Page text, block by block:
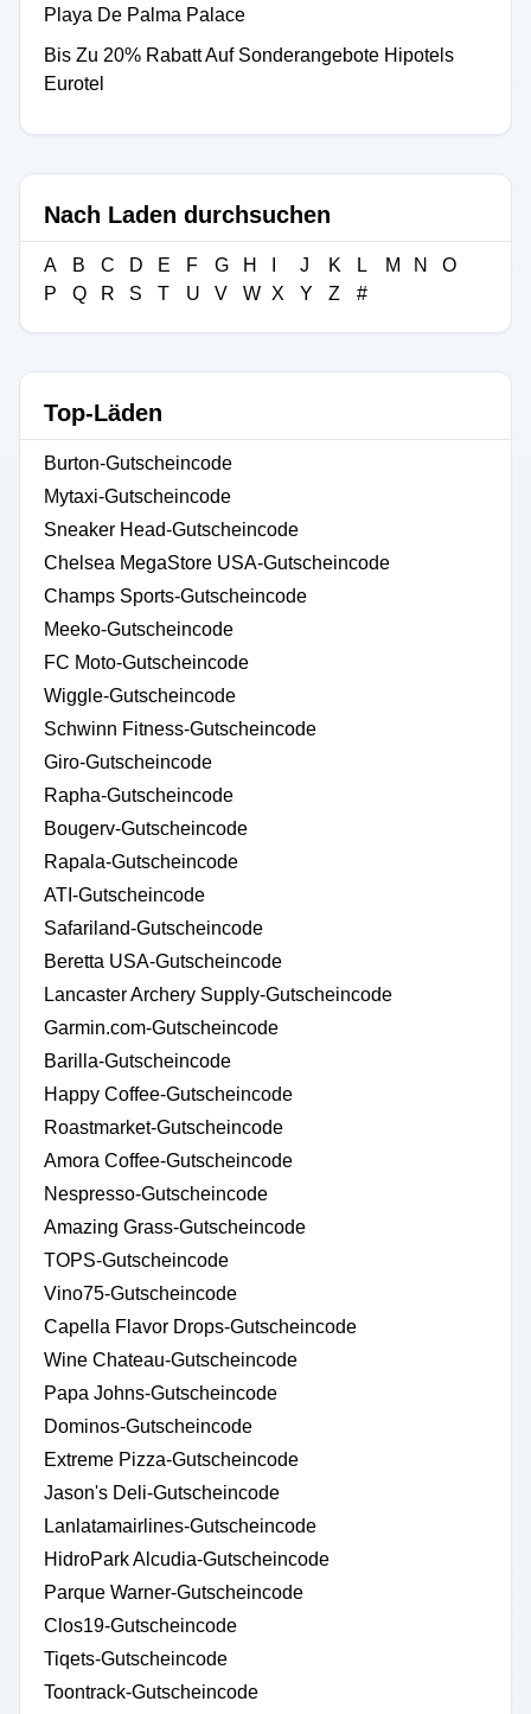
Playa De Palma Palace
Bis Zu 20% Rabatt Auf Sonderangebote Hipotels
Eurotel
Nach Laden durchsuchen
A B C D E F G H J K L M N
O
P
Q R S T U V W X Y Z #
Top-Läden
Burton-Gutscheincode
Mytaxi-Gutscheincode
Sneaker Head-Gutscheincode
Chelsea MegaStore USA-Gutscheincode
Champs Sports-Gutscheincode
Meeko-Gutscheincode
FC Moto-Gutscheincode
Wiggle-Gutscheincode
Schwinn Fitness-Gutscheincode
Giro-Gutscheincode
Rapha-Gutscheincode
Bougerv-Gutscheincode
Rapala-Gutscheincode
ATI-Gutscheincode
Safariland-Gutscheincode
Beretta USA-Gutscheincode
Lancaster Archery Supply-Gutscheincode
Garmin.com-Gutscheincode
Barilla-Gutscheincode
Happy Coffee-Gutscheincode
Roastmarket-Gutscheincode
Amora Coffee-Gutscheincode
Nespresso-Gutscheincode
Amazing Grass-Gutscheincode
TOPS-Gutscheincode
Vino75-Gutscheincode
Capella Flavor Drops-Gutscheincode
Wine Chateau-Gutscheincode
Papa Johns-Gutscheincode
Dominos-Gutscheincode
Extreme Pizza-Gutscheincode
Jason's Deli-Gutscheincode
Lanlatamairlines-Gutscheincode
HidroPark Alcudia-Gutscheincode
Parque Warner-Gutscheincode
Clos19-Gutscheincode
Tiqets-Gutscheincode
Toontrack-Gutscheincode